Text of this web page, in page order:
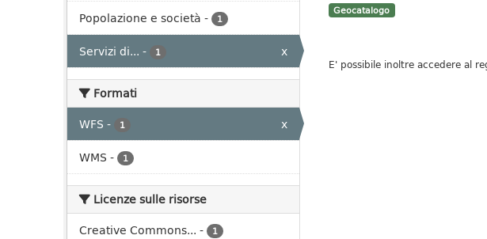
Popolazione e società - 1
Servizi di... - 1 x
Formati
WFS - 1
x
WMS - 1
Licenze sulle risorse
Creative Commons... - 1
Geocatalogo
E' possibile inoltre accedere al